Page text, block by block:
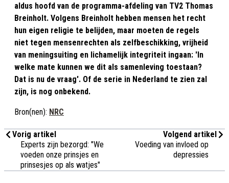
aldus hoofd van de programma-afdeling van TV2 Thomas
Breinholt. Volgens Breinholt hebben mensen het recht
hun eigen religie te belijden, maar moeten de regels
niet tegen mensenrechten als zelfbeschikking, vrijheid
van meningsuiting en lichamelijk integriteit ingaan: 'In
welke mate kunnen we dit als samenleving toestaan?
Dat is nu de vraag'. Of de serie in Nederland te zien zal
zijn, is nog onbekend.
Bron(nen): NRC
Vorig artikel
Experts zijn bezorgd: "We
voeden onze prinsjes en
prinsesjes op als watjes"
Volgend artikel
Voeding van invloed op
depressies